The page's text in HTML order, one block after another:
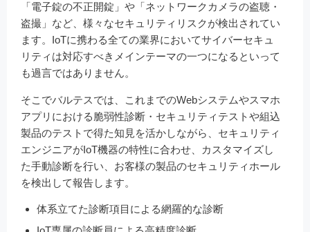
「電子錠の不正開錠」や「ネットワークカメラの盗聴・
盗撮」など、様々なセキュリティリスクが検出されてい
ます。IoTに携わる全ての業界においてサイバーセキュ
リティは対応すべきメインテーマの一つになるといって
も過言ではありません。
そこでバルテスでは、これまでのWebシステムやスマホ
アプリにおける脆弱性診断・セキュリティテストや組込
製品のテストで得た知見を活かしながら、セキュリティ
エンジニアがIoT機器の特性に合わせ、カスタマイズし
た手動診断を行い、お客様の製品のセキュリティホール
を検出して報告します。
体系立てた診断項目による網羅的な診断